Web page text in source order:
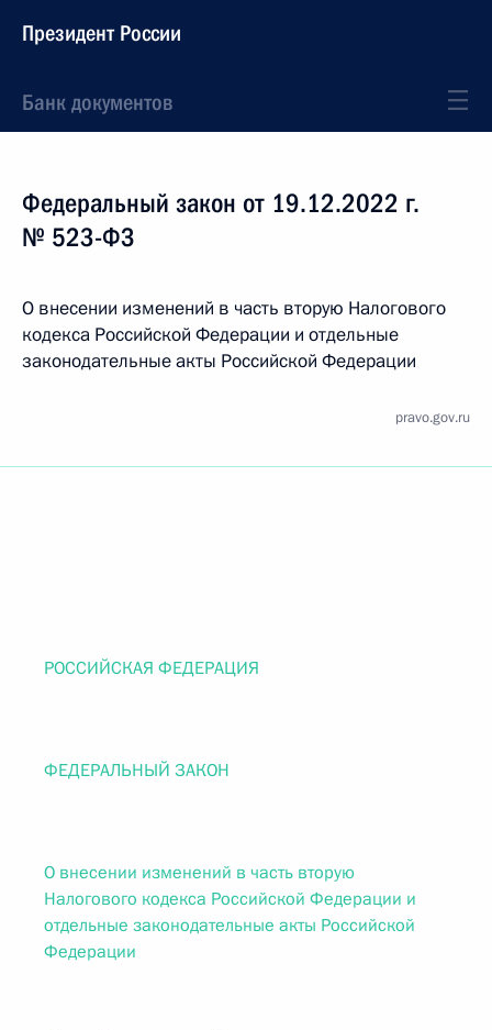
Президент России
Банк документов
Федеральный закон от 19.12.2022 г.
№ 523-ФЗ
О внесении изменений в часть вторую Налогового
кодекса Российской Федерации и отдельные
законодательные акты Российской Федерации
pravo.gov.ru
РОССИЙСКАЯ ФЕДЕРАЦИЯ
ФЕДЕРАЛЬНЫЙ ЗАКОН
О внесении изменений в часть вторую
Налогового кодекса Российской Федерации и
отдельные законодательные акты Российской
Федерации